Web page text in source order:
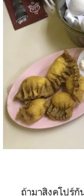
ถ้ามาสิงคโปร์